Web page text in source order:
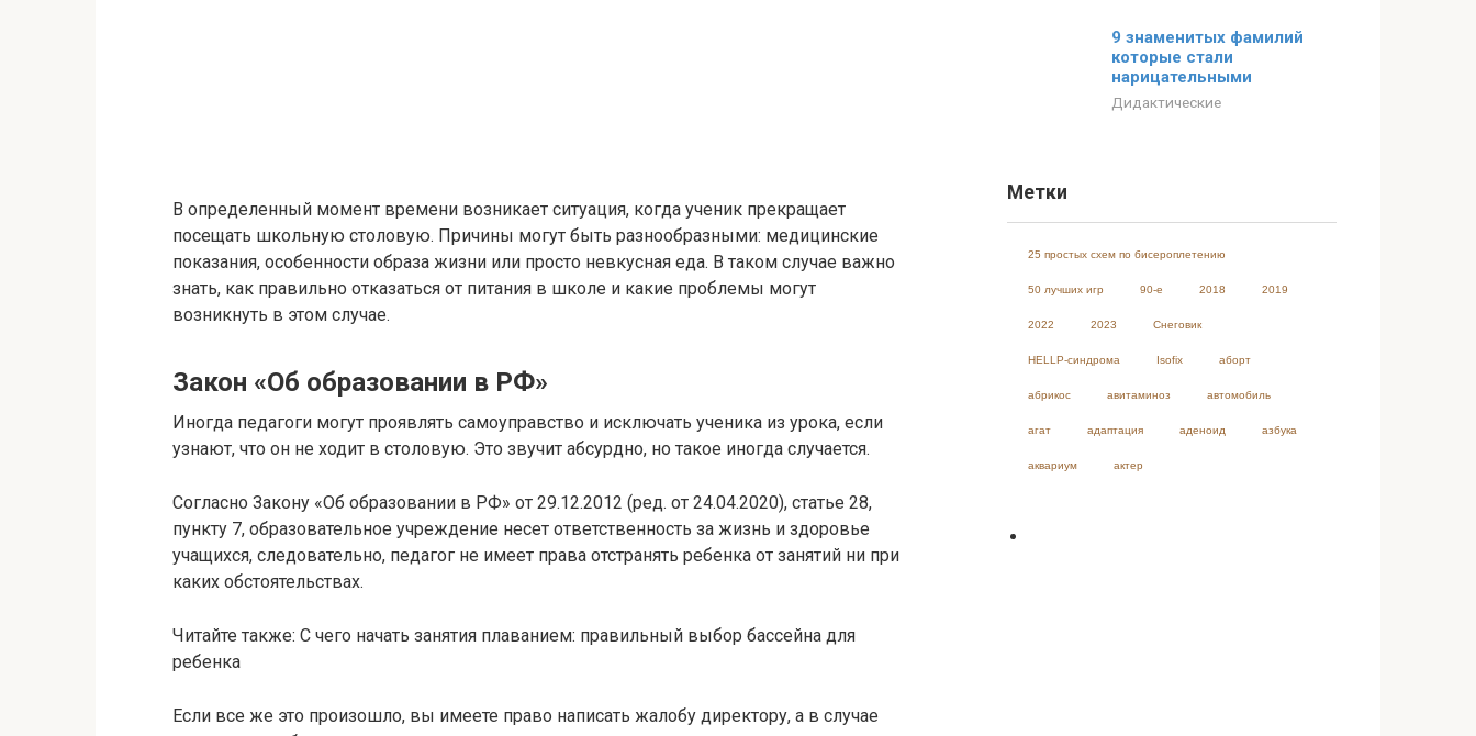
В определенный момент времени возникает ситуация, когда ученик прекращает
посещать школьную столовую. Причины могут быть разнообразными: медицинские
показания, особенности образа жизни или просто невкусная еда. В таком случае важно
знать, как правильно отказаться от питания в школе и какие проблемы могут
возникнуть в этом случае.
Закон «Об образовании в РФ»
Иногда педагоги могут проявлять самоуправство и исключать ученика из урока, если
узнают, что он не ходит в столовую. Это звучит абсурдно, но такое иногда случается.
Согласно Закону «Об образовании в РФ» от 29.12.2012 (ред. от 24.04.2020), статье 28,
пункту 7, образовательное учреждение несет ответственность за жизнь и здоровье
учащихся, следовательно, педагог не имеет права отстранять ребенка от занятий ни при
каких обстоятельствах.
Читайте также: С чего начать занятия плаванием: правильный выбор бассейна для
ребенка
Если все же это произошло, вы имеете право написать жалобу директору, а в случае
9 знаменитых фамилий
которые стали
нарицательными
Дидактические
Метки
25 простых схем по бисероплетению
50 лучших игр 90-е 2018 2019
2022 2023 Cнеговик
HELLP-синдрома Isofix аборт
абрикос авитаминоз автомобиль
агат адаптация аденоид азбука
аквариум актер